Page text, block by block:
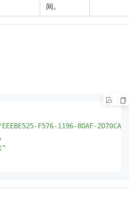
间。
F576-1196-8DAF-
,